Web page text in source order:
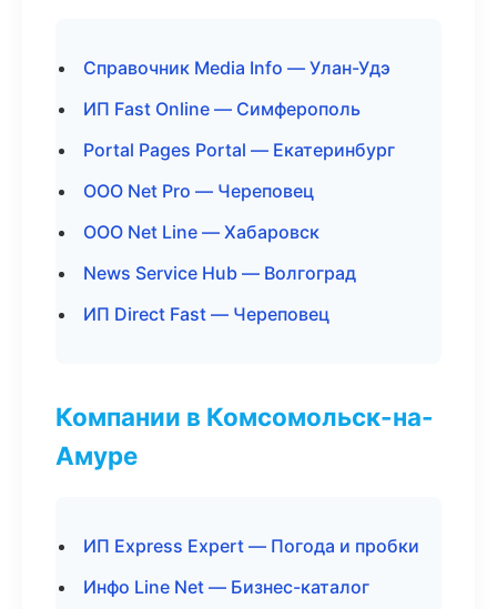
Справочник Media Info — Улан-Удэ
ИП Fast Online — Симферополь
Portal Pages Portal — Екатеринбург
ООО Net Pro — Череповец
ООО Net Line — Хабаровск
News Service Hub — Волгоград
ИП Direct Fast — Череповец
Компании в Комсомольск-на-
Амуре
ИП Express Expert — Погода и пробки
Инфо Line Net — Бизнес-каталог